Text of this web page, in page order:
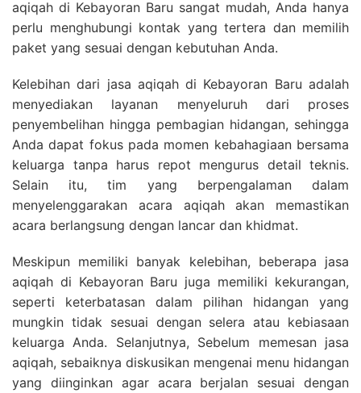
aqiqah di Kebayoran Baru sangat mudah, Anda hanya
perlu menghubungi kontak yang tertera dan memilih
paket yang sesuai dengan kebutuhan Anda.
Kelebihan dari jasa aqiqah di Kebayoran Baru adalah
menyediakan layanan menyeluruh dari proses
penyembelihan hingga pembagian hidangan, sehingga
Anda dapat fokus pada momen kebahagiaan bersama
keluarga tanpa harus repot mengurus detail teknis.
Selain itu, tim yang berpengalaman dalam
menyelenggarakan acara aqiqah akan memastikan
acara berlangsung dengan lancar dan khidmat.
Meskipun memiliki banyak kelebihan, beberapa jasa
aqiqah di Kebayoran Baru juga memiliki kekurangan,
seperti keterbatasan dalam pilihan hidangan yang
mungkin tidak sesuai dengan selera atau kebiasaan
keluarga Anda. Selanjutnya, Sebelum memesan jasa
aqiqah, sebaiknya diskusikan mengenai menu hidangan
yang diinginkan agar acara berjalan sesuai dengan